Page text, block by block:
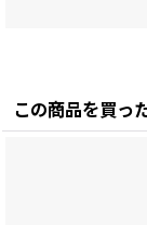
この商品を買っ